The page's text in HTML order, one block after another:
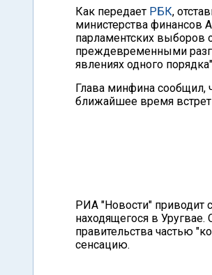
Как передает РБК,
министерства финансов
парламентских выборов
преждевременными
явлениях одного
Глава минфина сообщил,
ближайшее время
РИА "Новости" приводит
находящегося в
правительства частью
сенсацию.